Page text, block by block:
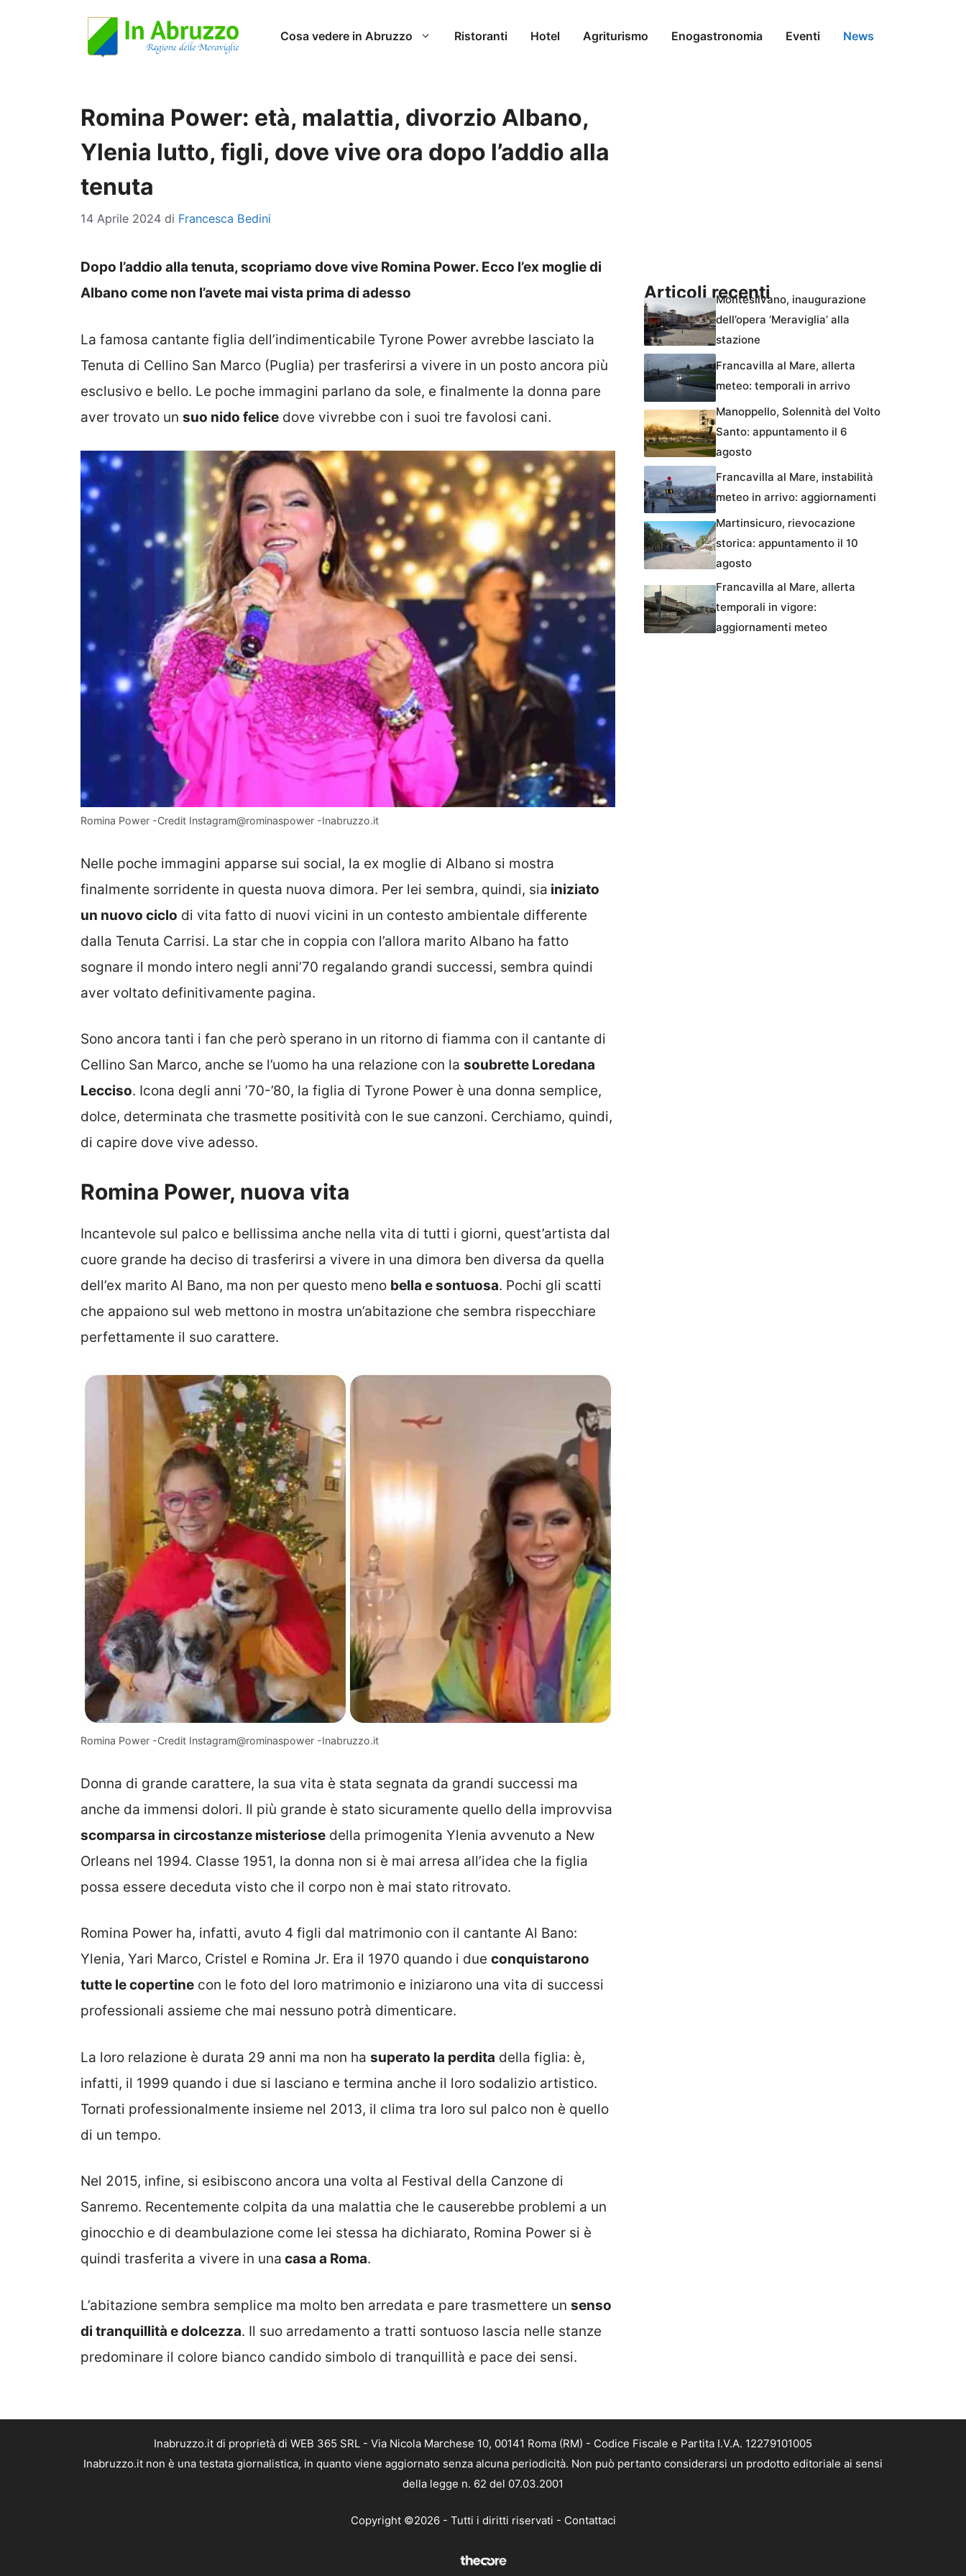
Cosa vedere in Abruzzo Ristoranti Hotel Agriturismo Enogastronomia Eventi News
Romina Power: età, malattia, divorzio Albano,
Ylenia lutto, figli, dove vive ora dopo l’addio alla
tenuta
14 Aprile 2024 di Francesca Bedini
Dopo l’addio alla tenuta, scopriamo dove vive Romina Power. Ecco l’ex moglie di
Albano come non l’avete mai vista prima di adesso
La famosa cantante figlia dell’indimenticabile Tyrone Power avrebbe lasciato la
Tenuta di Cellino San Marco (Puglia) per trasferirsi a vivere in un posto ancora più
esclusivo e bello. Le poche immagini parlano da sole, e finalmente la donna pare
aver trovato un suo nido felice dove vivrebbe con i suoi tre favolosi cani.
Romina Power -Credit Instagram@rominaspower -Inabruzzo.it
Nelle poche immagini apparse sui social, la ex moglie di Albano si mostra
finalmente sorridente in questa nuova dimora. Per lei sembra, quindi, sia iniziato
un nuovo ciclo di vita fatto di nuovi vicini in un contesto ambientale differente
dalla Tenuta Carrisi. La star che in coppia con l’allora marito Albano ha fatto
sognare il mondo intero negli anni’70 regalando grandi successi, sembra quindi
aver voltato definitivamente pagina.
Sono ancora tanti i fan che però sperano in un ritorno di fiamma con il cantante di
Cellino San Marco, anche se l’uomo ha una relazione con la soubrette Loredana
Lecciso. Icona degli anni ’70-’80, la figlia di Tyrone Power è una donna semplice,
dolce, determinata che trasmette positività con le sue canzoni. Cerchiamo, quindi,
di capire dove vive adesso.
Romina Power, nuova vita
Incantevole sul palco e bellissima anche nella vita di tutti i giorni, quest’artista dal
cuore grande ha deciso di trasferirsi a vivere in una dimora ben diversa da quella
dell’ex marito Al Bano, ma non per questo meno bella e sontuosa. Pochi gli scatti
che appaiono sul web mettono in mostra un’abitazione che sembra rispecchiare
perfettamente il suo carattere.
Romina Power -Credit Instagram@rominaspower -Inabruzzo.it
Donna di grande carattere, la sua vita è stata segnata da grandi successi ma
anche da immensi dolori. Il più grande è stato sicuramente quello della improvvisa
scomparsa in circostanze misteriose della primogenita Ylenia avvenuto a New
Orleans nel 1994. Classe 1951, la donna non si è mai arresa all’idea che la figlia
possa essere deceduta visto che il corpo non è mai stato ritrovato.
Romina Power ha, infatti, avuto 4 figli dal matrimonio con il cantante Al Bano:
Ylenia, Yari Marco, Cristel e Romina Jr. Era il 1970 quando i due conquistarono
tutte le copertine con le foto del loro matrimonio e iniziarono una vita di successi
professionali assieme che mai nessuno potrà dimenticare.
La loro relazione è durata 29 anni ma non ha superato la perdita della figlia: è,
infatti, il 1999 quando i due si lasciano e termina anche il loro sodalizio artistico.
Tornati professionalmente insieme nel 2013, il clima tra loro sul palco non è quello
di un tempo.
Nel 2015, infine, si esibiscono ancora una volta al Festival della Canzone di
Sanremo. Recentemente colpita da una malattia che le causerebbe problemi a un
ginocchio e di deambulazione come lei stessa ha dichiarato, Romina Power si è
quindi trasferita a vivere in una casa a Roma.
L’abitazione sembra semplice ma molto ben arredata e pare trasmettere un senso
di tranquillità e dolcezza. Il suo arredamento a tratti sontuoso lascia nelle stanze
predominare il colore bianco candido simbolo di tranquillità e pace dei sensi.
Articoli recentiMontesilvano, inaugurazione
dell’opera ‘Meraviglia’ alla
stazione
Francavilla al Mare, allerta
meteo: temporali in arrivo
Manoppello, Solennità del Volto
Santo: appuntamento il 6
agosto
Francavilla al Mare, instabilità
meteo in arrivo: aggiornamenti
Martinsicuro, rievocazione
storica: appuntamento il 10
agosto
Francavilla al Mare, allerta
temporali in vigore:
aggiornamenti meteo
Inabruzzo.it di proprietà di WEB 365 SRL - Via Nicola Marchese 10, 00141 Roma (RM) - Codice Fiscale e Partita I.V.A. 12279101005
Inabruzzo.it non è una testata giornalistica, in quanto viene aggiornato senza alcuna periodicità. Non può pertanto considerarsi un prodotto editoriale ai sensi
della legge n. 62 del 07.03.2001
Copyright ©2026 - Tutti i diritti riservati - Contattaci